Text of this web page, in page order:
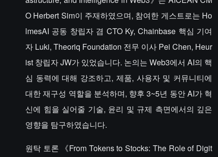
O Herbert Sim이 주재하였으며, 참여한 게스트로는 Ho
lmesAI 공동 창립자 겸 CTO Ky, Chainbase 핵심 기여
자 Luki, Theoriq Foundation 전무 이사 Pei Chen, Heur
ist 창립자 JW가 있었습니다. 논의는 Web3에서 AI의 핵
심 동력에 대해 강조하고, 제품, 사용자 및 커뮤니티에
대한 재구성 역할을 분석하며, 향후 3~5년 동안 AI가 혁
신에 힘을 실어줄 기술, 윤리 및 규제 측면에서의 깊은
영향을 탐구하였습니다.
원탁 토론 《From Tokens to Stocks: The Role of Digit